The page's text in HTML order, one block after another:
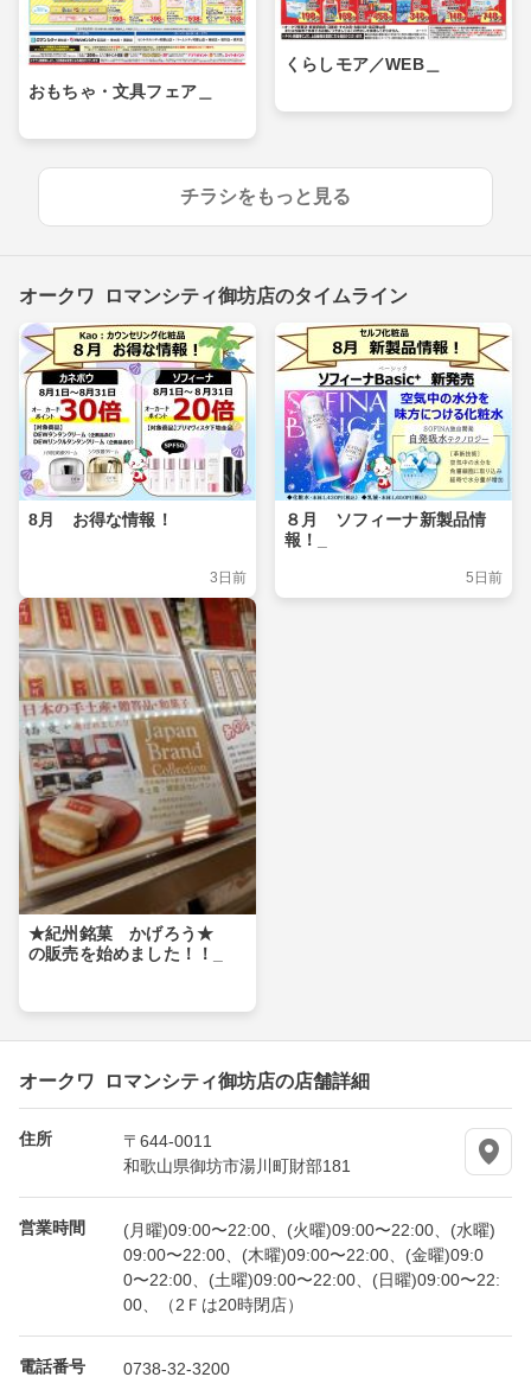
おもちゃ・文具フェア＿
くらしモア／WEB＿
チラシをもっと見る
オークワ ロマンシティ御坊店のタイムライン
8月 お得な情報！
3日前
８月 ソフィーナ新製品情
報！_
5日前
★紀州銘菓 かげろう★
の販売を始めました！！_
オークワ ロマンシティ御坊店の店舗詳細
住所
〒644-0011
和歌山県御坊市湯川町財部181
営業時間
(月曜)09:00〜22:00、(火曜)09:00〜22:00、(水曜)
09:00〜22:00、(木曜)09:00〜22:00、(金曜)09:0
0〜22:00、(土曜)09:00〜22:00、(日曜)09:00〜22:
00、（2Ｆは20時閉店）
電話番号 0738-32-3200